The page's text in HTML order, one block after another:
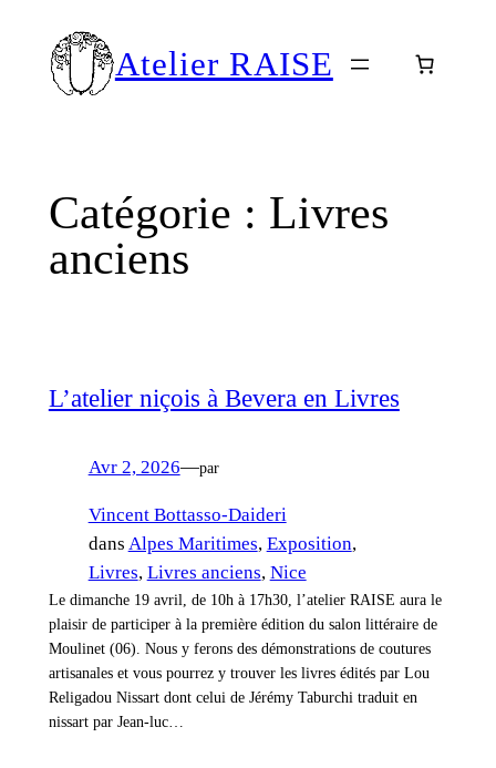
contenu
Atelier RAISE
Catégorie : Livres
anciens
L’atelier niçois à Bevera en Livres
Avr 2, 2026—par
Vincent Bottasso-Daideri
dans Alpes Maritimes, Exposition
Livres, Livres anciens, Nice
Le dimanche 19 avril, de 10h à 17h30, l’atelier RAISE aura le
plaisir de participer à la première édition du salon littéraire de
Moulinet (06). Nous y ferons des démonstrations de coutures
artisanales et vous pourrez y trouver les livres édités par Lou
Religadou Nissart dont celui de Jérémy Taburchi traduit en
nissart par Jean-luc…